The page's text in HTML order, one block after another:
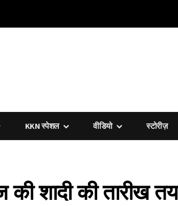
KKN स्पेशल वीडियो स्टोरीज़
शादी की तारीख तय